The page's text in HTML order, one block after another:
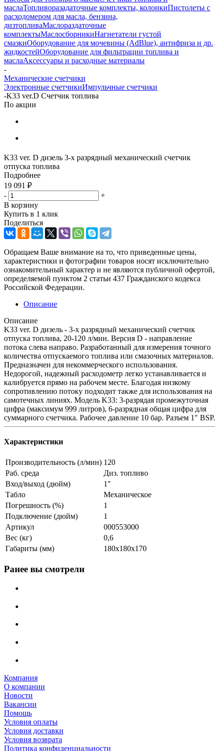
маслаТопливоразадаточные комплекты, колонкиПистолеты с
расходомером для масла, бензина,
дизтопливаМаслораздаточные
комплектыМаслосборникиНагнетатели густой
смазкиОборудование для мочевины (AdBlue), антифриза и др.
жидкостейОборудование для фильтрации топлива и
маслаАксессуары и расходные материалы
-
Механические счетчики
Электронные счетчикиИмпульчные счетчики
-K33 ver.D Счетчик топлива
По акции
K33 ver. D дизель 3-х разрядный механический счетчик
отпуска топлива
Подробнее
19 091 ₽
-
+
В корзину
Купить в 1 клик
Поделиться
Обращаем Ваше внимание на то, что приведенные цены,
характеристики и фотографии товаров носят исключительно
ознакомительный характер и не являются публичной офертой,
определяемой пунктом 2 статьи 437 Гражданского кодекса
Российской Федерации.
Описание
Описание
K33 ver. D дизель - 3-х разрядный механический счетчик
отпуска топлива, 20-120 л/мин. Версия D - направление
потока слева направо. Разработанный для измерения точного
количества отпускаемого топлива или смазочных материалов.
Предназначен для некоммерческого использования.
Недорогой, надежный расходометр легко устанавливается и
калибруется прямо на рабочем месте. Благодая низкому
сопротивлению потоку подходит также для использования на
самотечных линиях. Модель K33: 3-разрядая промежуточная
цифра (максимум 999 литров), 6-разрядная общая цифра для
суммарного счетчика. Рабочее давление 10 бар. Разъем 1" BSP.
Характеристики
Производительность (л/мин) 120
Раб. среда
Диз. топливо
Вход/выход (дюйм)
1"
Табло
Механическое
Погрешность (%)
1
Подключение (дюйм)
1
Артикул
000553000
Вес (кг)
0,6
Габариты (мм)
180х180х170
Ранее вы смотрели
Компания
О компании
Новости
Вакансии
Помощь
Условия оплаты
Условия доставки
Условия возврата
Политика конфиденциальности